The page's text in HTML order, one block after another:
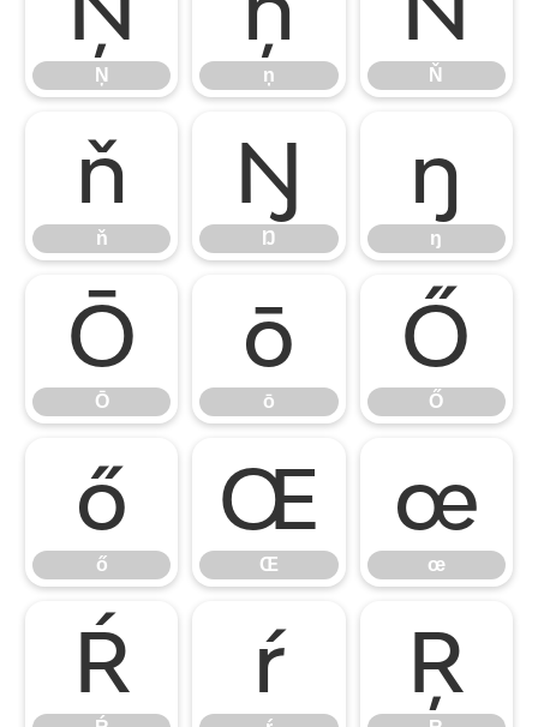
Ņ ņ Ň
ň
ň
Ŋ
Ŋ
ŋ
ŋ
Ō
Ō
ō
ō
Ő
Ő
ő
ő
Œ
Œ
œ
œ
Ŕ ŕ Ŗ